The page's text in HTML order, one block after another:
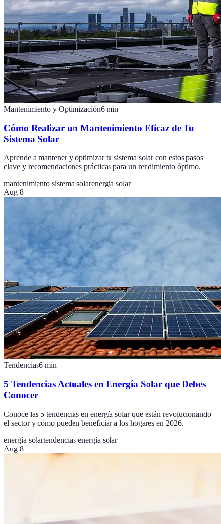
Mantenimiento y Optimización6 min
Cómo Realizar un Mantenimiento Eficaz de Tu
Sistema Solar
Aprende a mantener y optimizar tu sistema solar con estos pasos
clave y recomendaciones prácticas para un rendimiento óptimo.
mantenimiento sistema solarenergía solar
Aug 8
Tendencias6 min
5 Tendencias Actuales en Energía Solar que Debes
Conocer
Conoce las 5 tendencias en energía solar que están revolucionando
el sector y cómo pueden beneficiar a los hogares en 2026.
energía solartendencias energía solar
Aug 8